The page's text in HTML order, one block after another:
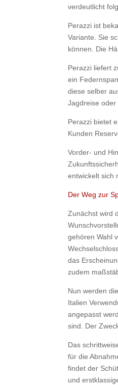
verdeutlicht
Perazzi ist
Variante. Sie
können. Die
Perazzi liefert
ein
diese selber
Jagdreise
Perazzi bietet
Kunden
Vorder- und
entwickelt sich
Der Weg zur
Zunächst wird
gehören Wahl
das
zudem
Nun werden
Italien
angepasst
sind. Der
Das
für die
findet der
und